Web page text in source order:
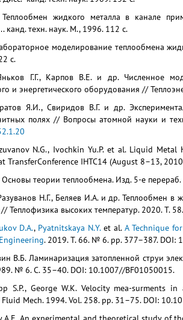
жидкого металла в канале
канд. техн. наук. М., 1996. 112 с.
моделирование теплообмена
с.
Г.Г., Карпов В.Е. и др. Численное
и энергетического оборудования //
Я.И., Свиридов В.Г. и др.
полях // Вопросы атомной науки и
N.G., Ivochkin Yu.P. et al. Liquid
TransferConference IHTC14 (August 8–13,
Основы теории теплообмена. Изд. 5-е
Н.Г., Беляев И.А. и др. Теплообмен
Теплофизика высоких температур. 2020. Т.
D.A., Pyatnitskaya N.Y.et al.A Technique
. 2019. Т. 66. № 6. pp. 377–387.
В.Б. Ламинаризация затопленной струи
№ 6. С. 35–40. DOI: 10.1007//BF01050015.
S.P., George W.K. Velocity mea-surments
Mech. 1994. Vol. 258. pp. 31–75. DOI: